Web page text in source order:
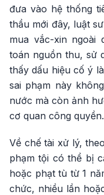
đưa vào hệ thống
thầu mới đây, luật
mua vắc-xin ngoài
toán nguồn thu, sử
thấy dấu hiệu cố ý
sai phạm này
nước mà còn ảnh
cơ quan công quyền.
Về chế tài xử lý,
phạm tội có thể bị
hoặc phạt tù từ 1
chức, nhiều lần